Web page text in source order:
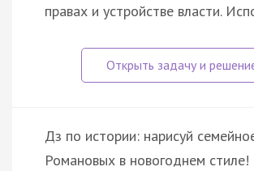
правах и устройстве власти.
Дз по истории: нарисуй
Романовых в новогоднем стиле!